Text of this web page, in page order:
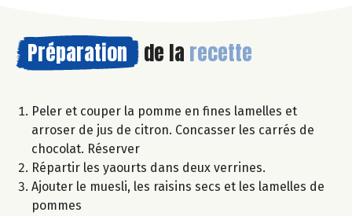
Préparation de la recette
Peler et couper la pomme en fines lamelles et
arroser de jus de citron. Concasser les carrés de
chocolat. Réserver
Répartir les yaourts dans deux verrines.
Ajouter le muesli, les raisins secs et les lamelles de
pommes